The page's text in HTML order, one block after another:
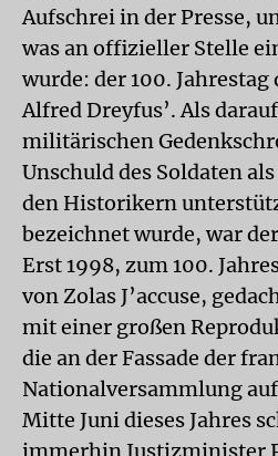
Aufschrei in der Presse,
was an offizieller Stelle
wurde: der 100.
Alfred Dreyfus’. Als
militärischen
Unschuld des Soldaten
den Historikern
bezeichnet wurde, war
Erst 1998, zum 100.
von Zolas J’accuse,
mit einer großen
die an der Fassade der
Nationalversammlung
Mitte Juni dieses Jahres